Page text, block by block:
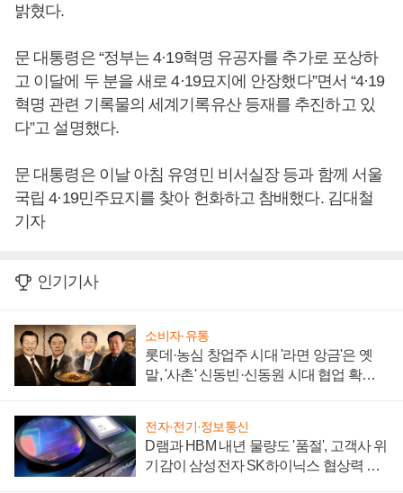
밝혔다.
문 대통령은 “정부는 4·19혁명 유공자를 추가로 포상하
고 이달에 두 분을 새로 4·19묘지에 안장했다”면서 “4·19
혁명 관련 기록물의 세계기록유산 등재를 추진하고 있
다”고 설명했다.
문 대통령은 이날 아침 유영민 비서실장 등과 함께 서울
국립 4·19민주묘지를 찾아 헌화하고 참배했다. 김대철
기자
인기기사
소비자·유통
롯데·농심 창업주 시대 '라면 앙금'은 옛
말, '사촌' 신동빈·신동원 시대 협업 확대
전자·전기·정보통신
D램과 HBM 내년 물량도 '품절', 고객사 위
기감이 삼성전자 SK하이닉스 협상력 더